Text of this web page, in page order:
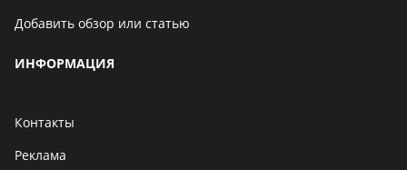
Добавить обзор или статью
ИНФОРМАЦИЯ
Контакты
Реклама